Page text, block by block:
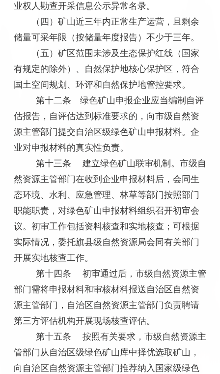
业权人勘查开采信息公示异常名录。
（四）矿山近三年内正常生产运营，且剩余
储量可采年限（按储量年度报告）不少于三年。
（五）矿区范围未涉及生态保护红线（国家
有规定的除外）、自然保护地核心保护区，符合
国土空间规划、环评和自然保护地管控要求。
第十二条 绿色矿山申报企业应当编制自评
估报告，自评估达到标准要求的，向市级自然资
源主管部门提交自治区级绿色矿山申报材料。企
业对申报材料的真实性负责。
第十三条 建立绿色矿山联审机制。市级自
然资源主管部门在收到企业申报材料后，会同生
态环境、水利、应急管理、林草等部门按照部门
职能职责，对绿色矿山申报材料组织召开初审会
议。初审工作包括资料核查和实地核查；可根据
实际情况，委托旗县级自然资源局会同有关部门
开展实地核查工作。
第十四条 初审通过后，市级自然资源主管
部门需将申报材料和审核材料报送自治区自然资
源主管部门，自治区自然资源主管部门负责聘请
第三方评估机构开展现场核查评估。
第十五条 按照有关要求，市级自然资源主
管部门从自治区级绿色矿山库中择优选取矿山，
向自治区自然资源主管部门推荐纳入国家级绿色